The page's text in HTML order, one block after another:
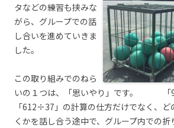
タなどの練習も挟みな
がら、グループでの話
し合いを進めていきま
した。
この取り組みでのねら
いの１つは、「思いやり」です。 「
「612÷37」の計算の仕方だけでなく、
くかを話し合う途中で、グループ内での